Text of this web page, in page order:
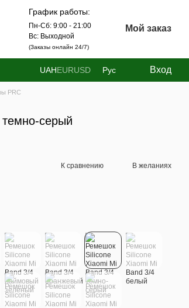
График работы:
Пн-Сб: 9:00 - 21:00
Вс: Выходной
(Заказы онлайн 24/7)
Мой заказ
UAHEURUSD Рус Вход
PRC
серый
К сравнению В желаниях